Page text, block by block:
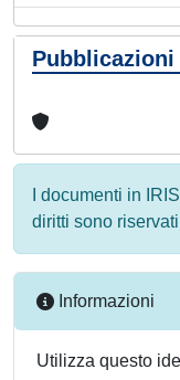
I documenti in
diritti sono
Informazioni
Utilizza questo